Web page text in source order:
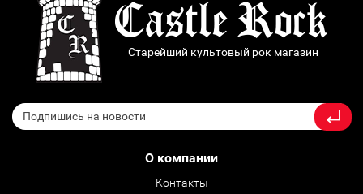
Старейший культовый рок магазин
О компании
Контакты